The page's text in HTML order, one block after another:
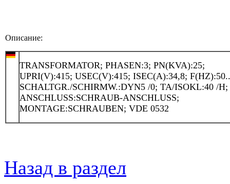
Описание:
TRANSFORMATOR; PHASEN:3; PN(KVA):25;
UPRI(V):415; USEC(V):415; ISEC(A):34,8;
SCHALTGR./SCHIRMW.:DYN5 /0; TA/ISOKL:40 /H;
ANSCHLUSS:SCHRAUB-ANSCHLUSS;
MONTAGE:SCHRAUBEN; VDE 0532
Назад в раздел